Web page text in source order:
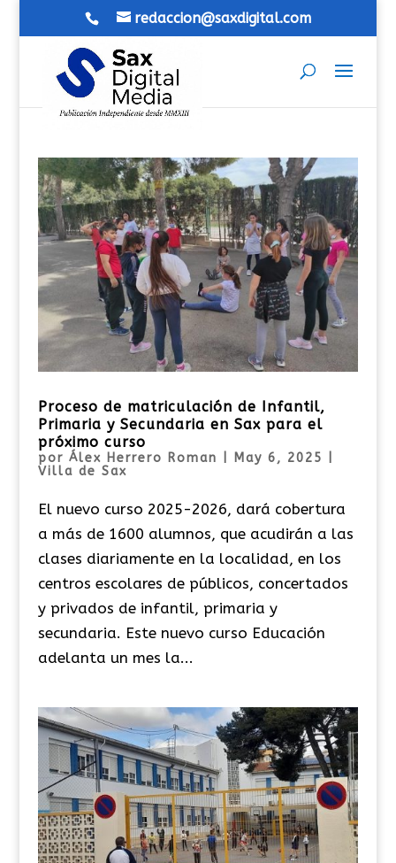
redaccion@saxdigital.com
Proceso de matriculación de Infantil,
Primaria y Secundaria en Sax para el
próximo curso
por Álex Herrero Roman May 6, 2025
Villa de Sax
El nuevo curso 2025-2026, dará cobertura
a más de 1600 alumnos, que acudirán a las
clases diariamente en la localidad, en los
centros escolares de públicos, concertados
y privados de infantil, primaria y
secundaria. Este nuevo curso Educación
adelanta un mes la...